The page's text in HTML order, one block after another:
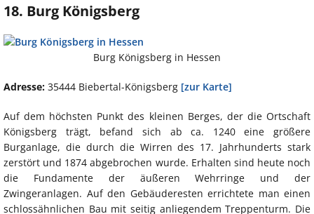
18. Burg Königsberg
Burg Königsberg in Hessen
Adresse: 35444 Biebertal-Königsberg [zur Karte]
Auf dem höchsten Punkt des kleinen Berges, der die Ortschaft
Königsberg trägt, befand sich ab ca. 1240 eine größere
Burganlage, die durch die Wirren des 17. Jahrhunderts stark
zerstört und 1874 abgebrochen wurde. Erhalten sind heute noch
die Fundamente der äußeren Wehrringe und der
Zwingeranlagen. Auf den Gebäuderesten errichtete man einen
schlossähnlichen Bau mit seitig anliegendem Treppenturm. Die